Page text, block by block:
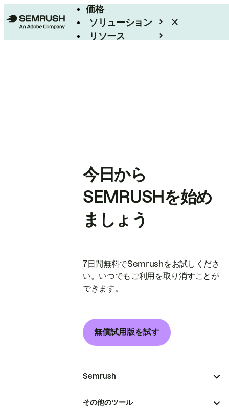
価格
ソリューション
リソース
今日から
SEMRUSHを始め
ましょう
7日間無料でSemrushをお試しくださ
い。いつでもご利用を取り消すことが
できます。
無償試用版を試す
Semrush
その他のツール